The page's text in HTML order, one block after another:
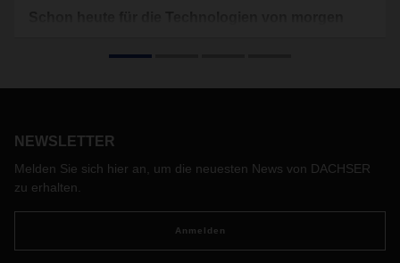
wird kommen. Die rechtlichen Rahmenbedingungen dafür
entwickelt und zur Marktreife gebracht werden. DACHSER
NEWSLETTER
Melden Sie sich hier an, um die neuesten News von DACHSER
zu erhalten.
Anmelden